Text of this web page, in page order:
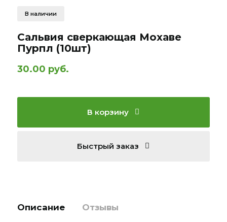
В наличии
Сальвия сверкающая Мохаве
Пурпл (10шт)
30.00 руб.
В корзину
Быстрый заказ
Описание Отзывы